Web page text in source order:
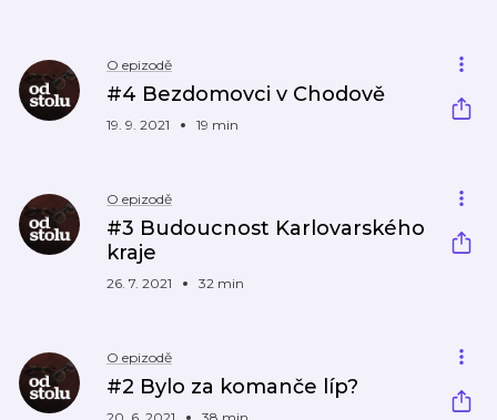
O epizodě
#4 Bezdomovci v Chodově
19. 9. 2021 19 min
O epizodě
#3 Budoucnost Karlovarského
kraje
26. 7. 2021 32 min
O epizodě
#2 Bylo za komanče líp?